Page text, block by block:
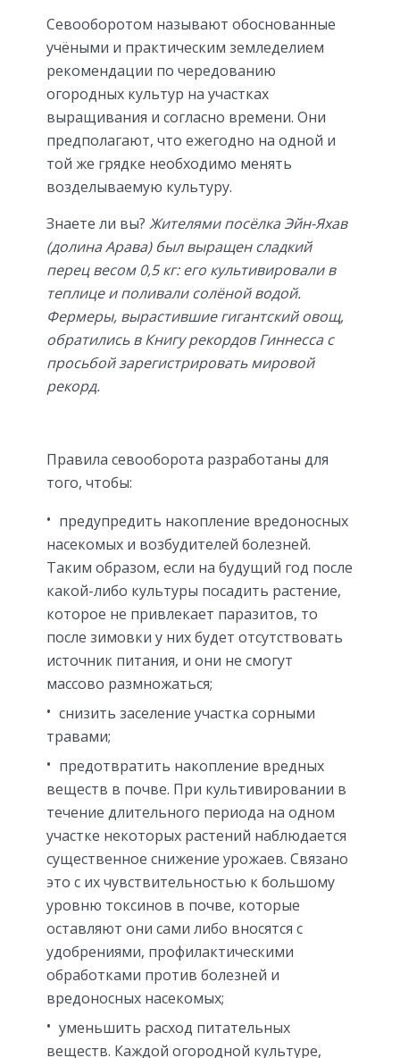
Севооборотом называют обоснованные
учёными и практическим земледелием
рекомендации по чередованию
огородных культур на участках
выращивания и согласно времени. Они
предполагают, что ежегодно на одной и
той же грядке необходимо менять
возделываемую культуру.
Знаете ли вы? Жителями посёлка Эйн-Яхав
(долина Арава) был выращен сладкий
перец весом 0,5 кг: его культивировали в
теплице и поливали солёной водой.
Фермеры, вырастившие гигантский овощ,
обратились в Книгу рекордов Гиннесса с
просьбой зарегистрировать мировой
рекорд.
Правила севооборота разработаны для
того, чтобы:
предупредить накопление вредоносных
насекомых и возбудителей болезней.
Таким образом, если на будущий год после
какой-либо культуры посадить растение,
которое не привлекает паразитов, то
после зимовки у них будет отсутствовать
источник питания, и они не смогут
массово размножаться;
снизить заселение участка сорными
травами;
предотвратить накопление вредных
веществ в почве. При культивировании в
течение длительного периода на одном
участке некоторых растений наблюдается
существенное снижение урожаев. Связано
это с их чувствительностью к большому
уровню токсинов в почве, которые
оставляют они сами либо вносятся с
удобрениями, профилактическими
обработками против болезней и
вредоносных насекомых;
уменьшить расход питательных
веществ. Каждой огородной культуре,